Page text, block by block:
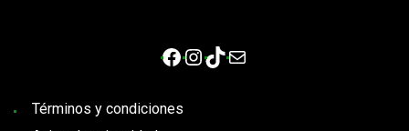
Facebook
Instagram
TikTok
Correo electrónico
Términos y condiciones